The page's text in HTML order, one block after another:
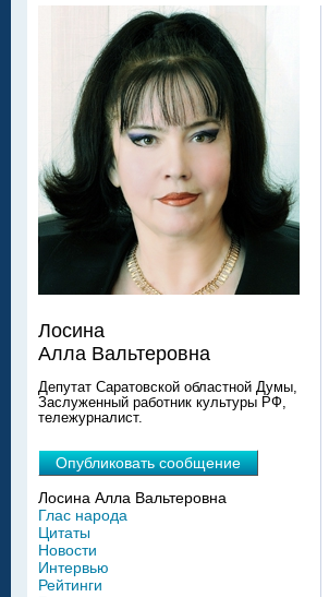
Лосина
Алла Вальтеровна
Депутат Саратовской областной Думы,
Заслуженный работник культуры РФ,
тележурналист.
Опубликовать сообщение
Лосина Алла Вальтеровна
Глас народа
Цитаты
Новости
Интервью
Рейтинги